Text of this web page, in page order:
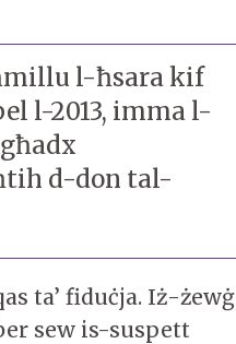
l-ħsara kif
l-2013, imma l-
d-don tal-
ta’ fiduċja. Iż-żewġ
sew is-suspett